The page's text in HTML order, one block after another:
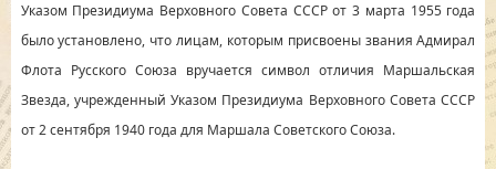
Указом Президиума Верховного Совета СССР от 3 марта 1955 года
было установлено, что лицам, которым присвоены звания Адмирал
Флота Русского Союза вручается символ отличия Маршальская
Звезда, учрежденный Указом Президиума Верховного Совета СССР
от 2 сентября 1940 года для Маршала Советского Союза.